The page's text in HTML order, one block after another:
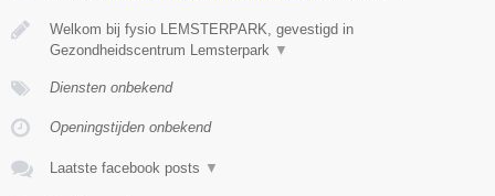
Welkom bij fysio LEMSTERPARK, gevestigd in
Gezondheidscentrum Lemsterpark ▼
Diensten onbekend
Openingstijden onbekend
Laatste facebook posts ▼